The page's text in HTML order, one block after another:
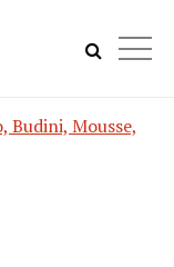
Budini, Mousse,